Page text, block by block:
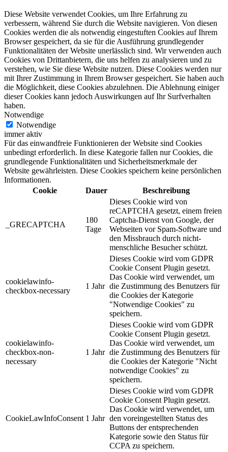
Diese Website verwendet Cookies, um Ihre Erfahrung zu
verbessern, während Sie durch die Website navigieren. Von diesen
Cookies werden die als notwendig eingestuften Cookies auf Ihrem
Browser gespeichert, da sie für die Ausführung grundlegender
Funktionalitäten der Website unerlässlich sind. Wir verwenden auch
Cookies von Drittanbietern, die uns helfen zu analysieren und zu
verstehen, wie Sie diese Website nutzen. Diese Cookies werden nur
mit Ihrer Zustimmung in Ihrem Browser gespeichert. Sie haben auch
die Möglichkeit, diese Cookies abzulehnen. Die Ablehnung einiger
dieser Cookies kann jedoch Auswirkungen auf Ihr Surfverhalten
haben.
Notwendige
Notwendige
immer aktiv
Für das einwandfreie Funktionieren der Website sind Cookies
unbedingt erforderlich. In diese Kategorie fallen nur Cookies, die
grundlegende Funktionalitäten und Sicherheitsmerkmale der
Website gewährleisten. Diese Cookies speichern keine persönlichen
Informationen.
Cookie
Dauer Beschreibung
_GRECAPTCHA
180
Tage
Dieses Cookie wird von
reCAPTCHA gesetzt, einem freien
Captcha-Dienst von Google, der
Webseiten vor Spam-Software und
den Missbrauch durch nicht-
menschliche Besucher schützt.
cookielawinfo-
checkbox-necessary
1 Jahr
Dieses Cookie wird vom GDPR
Cookie Consent Plugin gesetzt.
Das Cookie wird verwendet, um
die Zustimmung des Benutzers für
die Cookies der Kategorie
"Notwendige Cookies" zu
speichern.
cookielawinfo-
checkbox-non-
necessary
1 Jahr
Dieses Cookie wird vom GDPR
Cookie Consent Plugin gesetzt.
Das Cookie wird verwendet, um
die Zustimmung des Benutzers für
die Cookies der Kategorie "Nicht
notwendige Cookies" zu
speichern.
CookieLawInfoConsent 1 Jahr
Dieses Cookie wird vom GDPR
Cookie Consent Plugin gesetzt.
Das Cookie wird verwendet, um
den voreingestellten Status des
Buttons der entsprechenden
Kategorie sowie den Status für
CCPA zu speichern.